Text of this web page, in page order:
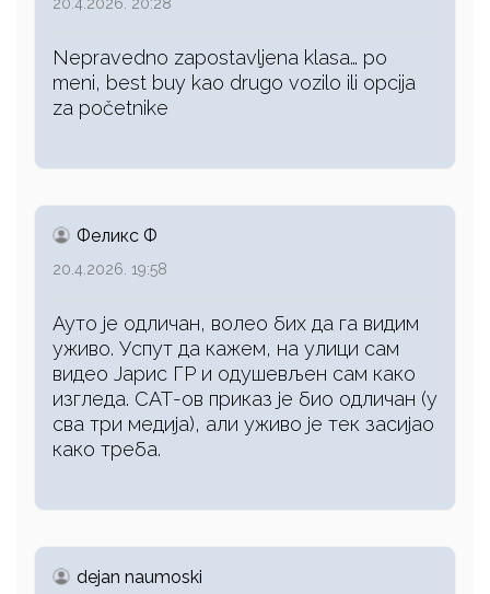
Nepravedno zapostavljena klasa… po
meni, best buy kao drugo vozilo ili opcija
za početnike
Феликс Ф
20.4.2026. 19:58
Ауто је одличан, волео бих да га видим
уживо. Успут да кажем, на улици сам
видео Јарис ГР и одушевљен сам како
изгледа. САТ-ов приказ је био одличан (у
сва три медија), али уживо је тек засијао
како треба.
dejan naumoski